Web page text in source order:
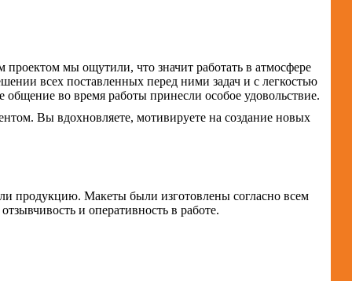
мы ощутили, что значит работать в атмосфере
всех поставленных перед ними задач и с легкостью
во время работы принесли особое удовольствие.
Вы вдохновляете, мотивируете на создание новых
продукцию. Макеты были изготовлены согласно всем
и оперативность в работе.